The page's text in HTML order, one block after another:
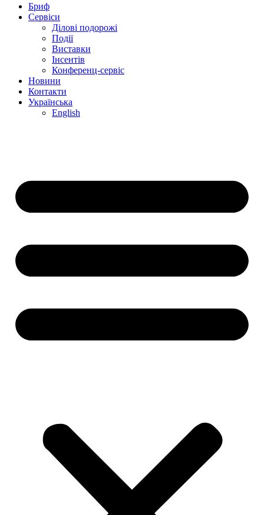
Бриф
Сервіси
Ділові подорожі
Події
Виставки
Інсентів
Конференц-сервіс
Новини
Контакти
Українська
English